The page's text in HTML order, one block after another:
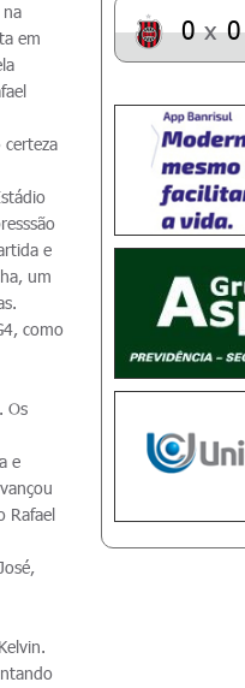
em
e
um
como
Os
e
Rafael
0 x 0